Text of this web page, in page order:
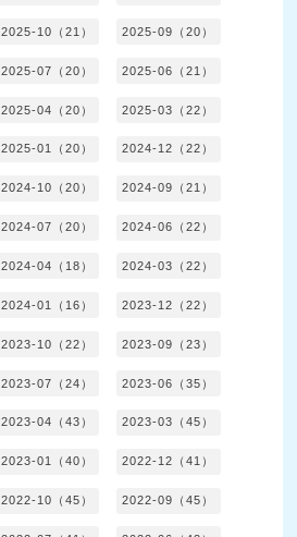
2025-10（21） 2025-09（20）
2025-07（20） 2025-06（21）
2025-04（20） 2025-03（22）
2025-01（20） 2024-12（22）
2024-10（20） 2024-09（21）
2024-07（20） 2024-06（22）
2024-04（18） 2024-03（22）
2024-01（16） 2023-12（22）
2023-10（22） 2023-09（23）
2023-07（24） 2023-06（35）
2023-04（43） 2023-03（45）
2023-01（40） 2022-12（41）
2022-10（45） 2022-09（45）